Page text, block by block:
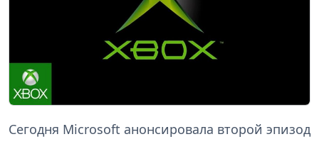
Сегодня Microsoft анонсировала второй эпизод